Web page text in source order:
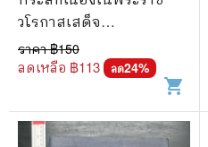
วโรกาสเสด็จ
พระราชดำเนิน ทรง
ประกอบพิธีเปิดอาคาร
เภสัชกรรม
ราคา ฿150
ลดเหลือ ฿113 ลด24%
shopping_cart